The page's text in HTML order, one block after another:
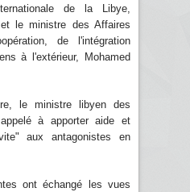
de la Libye,
le ministre des Affaires
de l'intégration
à l'extérieur, Mohamed
le ministre libyen des
à apporter aide et
aux antagonistes en
ont échangé les vues